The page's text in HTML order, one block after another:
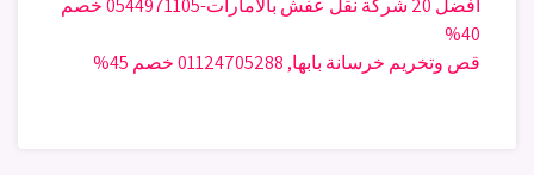
40%
قص وتخريم خرسانة بابها, 01124705288 خصم 45%